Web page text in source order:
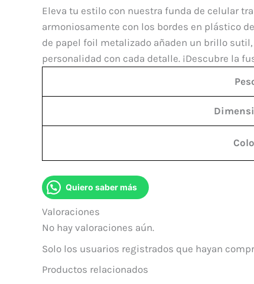
Eleva tu estilo con nuestra funda de celular
armoniosamente con los bordes en plástico
de papel foil metalizado añaden un brillo
personalidad con cada detalle. ¡Descubre la
Quiero saber más
Valoraciones
No hay valoraciones aún.
Solo los usuarios registrados que hayan
Productos relacionados